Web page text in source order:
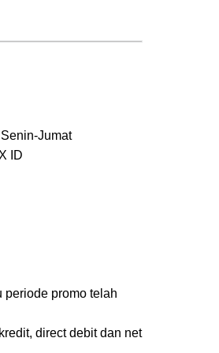
Jumat
ID
periode promo telah
direct debit dan net